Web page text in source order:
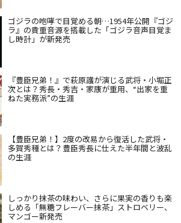
ゴジラの咆哮で目覚める朝…1954年公開『ゴジ
ラ』の貴重音源を搭載した「ゴジラ音声目覚ま
し時計」が新発売
『豊臣兄弟！』で萩原護が演じる武将・小堀正
次とは？秀長・秀吉・家康が重用、“出家を重
ねた実務派”の生涯
【豊臣兄弟！】2度の改易から復活した武将・
多賀秀種とは？豊臣秀長に仕えた半年間と波乱
の生涯
しっかり抹茶の味わい、さらに果実の香りも楽
しめる「無糖フレーバー抹茶」ストロベリー、
マンゴー新発売